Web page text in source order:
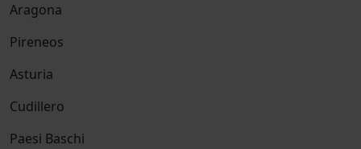
Aragona
Pireneos
Asturia
Cudillero
Paesi Baschi